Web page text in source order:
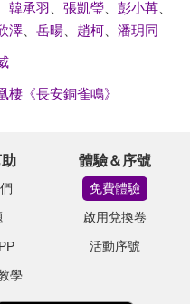
韓承羽 張凱瑩、 彭小苒、
澤、 岳暘、 趙柯、 潘玥同
棲《長安銅雀鳴》
學
體驗＆序號
免費體驗
啟用兌換卷
活動序號